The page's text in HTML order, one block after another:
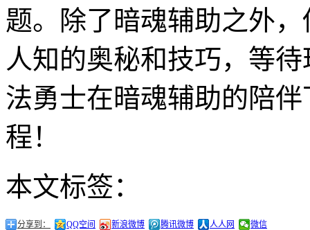
题。除了暗魂辅助之外
人知的奥秘和技巧，等
法勇士在暗魂辅助的陪
程！
本文标签：
分享到： QQ空间 新浪微博 腾讯微博 人人网 微信